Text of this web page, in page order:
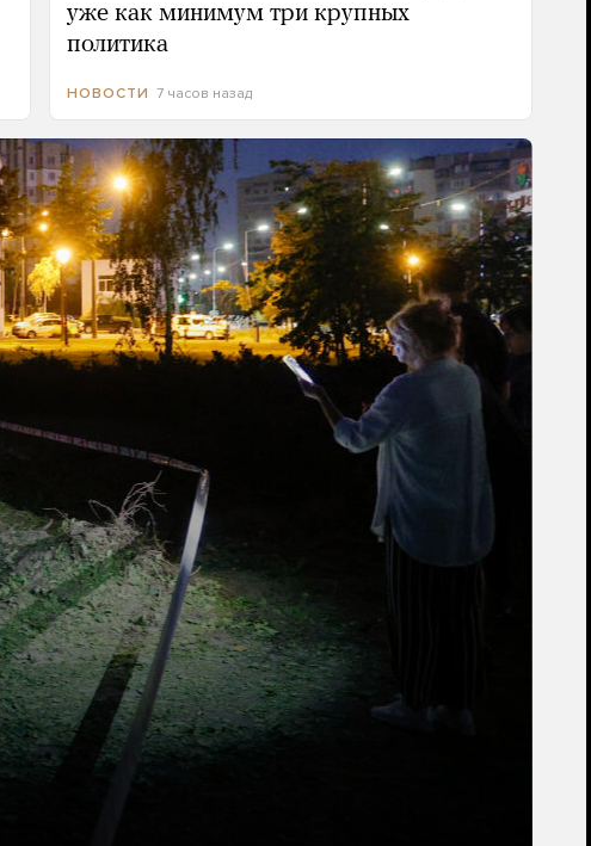
уже как минимум три крупных
политика
НОВОСТИ 7 часов назад